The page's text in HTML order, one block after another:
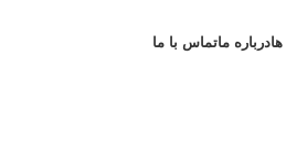
درباره ماتماس با ما